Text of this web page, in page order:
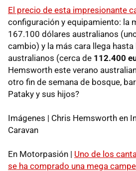
El precio de esta impresionante
configuración y equipamiento: la
167.100 dólares australianos
cambio) y la más cara llega
australianos (cerca de 112.400
Hemsworth este verano
otro fin de semana de bosque,
Pataky y sus hijos?
Imágenes | Chris Hemsworth en
Caravan
En Motorpasión | Uno de los
se ha comprado una mega